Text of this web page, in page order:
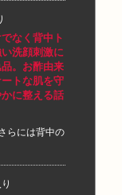
なく背中ト
洗顔刺激に
。お酢由来
トな肌を守
に整える話
らには背中の